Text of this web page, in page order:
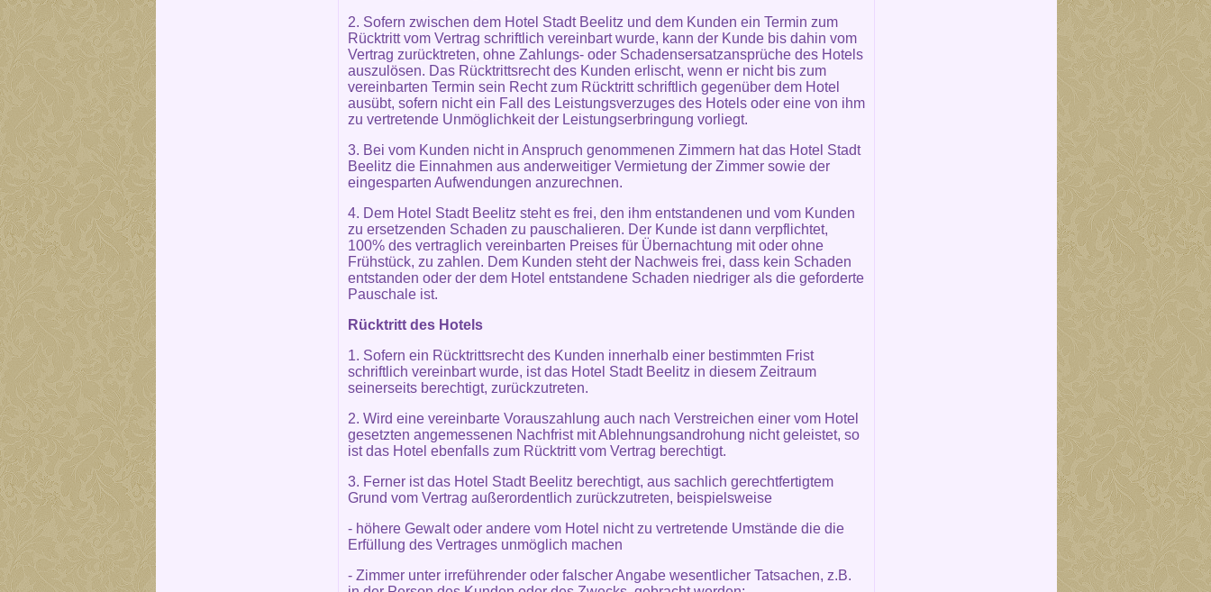
2. Sofern zwischen dem Hotel Stadt Beelitz und dem Kunden ein Termin zum
Rücktritt vom Vertrag schriftlich vereinbart wurde, kann der Kunde bis dahin vom
Vertrag zurücktreten, ohne Zahlungs- oder Schadensersatzansprüche des Hotels
auszulösen. Das Rücktrittsrecht des Kunden erlischt, wenn er nicht bis zum
vereinbarten Termin sein Recht zum Rücktritt schriftlich gegenüber dem Hotel
ausübt, sofern nicht ein Fall des Leistungsverzuges des Hotels oder eine von ihm
zu vertretende Unmöglichkeit der Leistungserbringung vorliegt.
3. Bei vom Kunden nicht in Anspruch genommenen Zimmern hat das Hotel Stadt
Beelitz die Einnahmen aus anderweitiger Vermietung der Zimmer sowie der
eingesparten Aufwendungen anzurechnen.
4. Dem Hotel Stadt Beelitz steht es frei, den ihm entstandenen und vom Kunden
zu ersetzenden Schaden zu pauschalieren. Der Kunde ist dann verpflichtet,
100% des vertraglich vereinbarten Preises für Übernachtung mit oder ohne
Frühstück, zu zahlen. Dem Kunden steht der Nachweis frei, dass kein Schaden
entstanden oder der dem Hotel entstandene Schaden niedriger als die geforderte
Pauschale ist.
Rücktritt des Hotels
1. Sofern ein Rücktrittsrecht des Kunden innerhalb einer bestimmten Frist
schriftlich vereinbart wurde, ist das Hotel Stadt Beelitz in diesem Zeitraum
seinerseits berechtigt, zurückzutreten.
2. Wird eine vereinbarte Vorauszahlung auch nach Verstreichen einer vom Hotel
gesetzten angemessenen Nachfrist mit Ablehnungsandrohung nicht geleistet, so
ist das Hotel ebenfalls zum Rücktritt vom Vertrag berechtigt.
3. Ferner ist das Hotel Stadt Beelitz berechtigt, aus sachlich gerechtfertigtem
Grund vom Vertrag außerordentlich zurückzutreten, beispielsweise
- höhere Gewalt oder andere vom Hotel nicht zu vertretende Umstände die die
Erfüllung des Vertrages unmöglich machen
- Zimmer unter irreführender oder falscher Angabe wesentlicher Tatsachen, z.B.